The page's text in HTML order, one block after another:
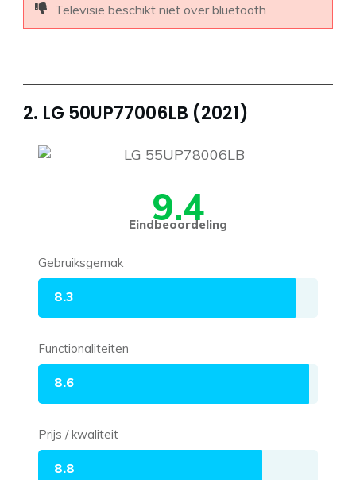
Televisie beschikt niet over bluetooth
2. LG 50UP77006LB (2021)
9.4
Eindbeoordeling
Gebruiksgemak
8.3
Functionaliteiten
8.6
Prijs / kwaliteit
8.8